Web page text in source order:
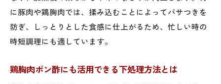
に豚肉や鶏胸肉では、揉み込むことによってパサつきを
防ぎ、しっとりとした食感に仕上がるため、忙しい時の
時短調理にも適しています。
鶏胸肉ポン酢にも活用できる下処理方法とは